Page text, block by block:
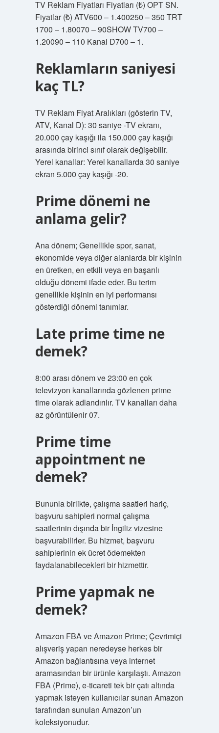
TV Reklam Fiyatları Fiyatları (₺) OPT SN.
Fiyatlar (₺) ATV600 – 1.400250 – 350 TRT
1700 – 1.80070 – 90SHOW TV700 –
1.20090 – 110 Kanal D700 – 1.
Reklamların saniyesi
kaç TL?
TV Reklam Fiyat Aralıkları (gösterin TV,
ATV, Kanal D): 30 saniye -TV ekranı,
20.000 çay kaşığı ila 150.000 çay kaşığı
arasında birinci sınıf olarak değişebilir.
Yerel kanallar: Yerel kanallarda 30 saniye
ekran 5.000 çay kaşığı -20.
Prime dönemi ne
anlama gelir?
Ana dönem; Genellikle spor, sanat,
ekonomide veya diğer alanlarda bir kişinin
en üretken, en etkili veya en başarılı
olduğu dönemi ifade eder. Bu terim
genellikle kişinin en iyi performansı
gösterdiği dönemi tanımlar.
Late prime time ne
demek?
8:00 arası dönem ve 23:00 en çok
televizyon kanallarında gözlenen prime
time olarak adlandırılır. TV kanalları daha
az görüntülenir 07.
Prime time
appointment ne
demek?
Bununla birlikte, çalışma saatleri hariç,
başvuru sahipleri normal çalışma
saatlerinin dışında bir İngiliz vizesine
başvurabilirler. Bu hizmet, başvuru
sahiplerinin ek ücret ödemekten
faydalanabilecekleri bir hizmettir.
Prime yapmak ne
demek?
Amazon FBA ve Amazon Prime; Çevrimiçi
alışveriş yapan neredeyse herkes bir
Amazon bağlantısına veya internet
aramasından bir ürünle karşılaştı. Amazon
FBA (Prime), e-ticareti tek bir çatı altında
yapmak isteyen kullanıcılar sunan Amazon
tarafından sunulan Amazon’un
koleksiyonudur.